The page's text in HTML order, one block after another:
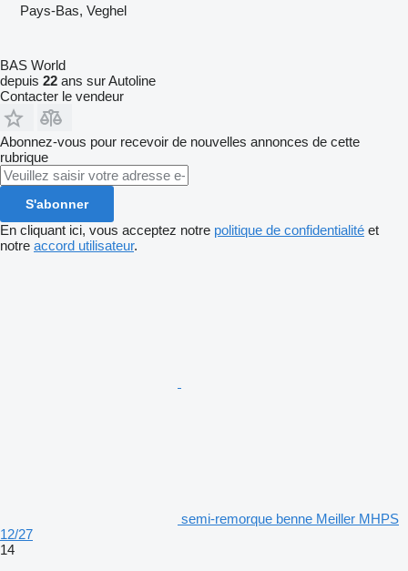
Pays-Bas, Veghel
BAS World
depuis 22 ans sur Autoline
Contacter le vendeur
Abonnez-vous pour recevoir de nouvelles annonces de cette
rubrique
S'abonner
En cliquant ici, vous acceptez notre politique de confidentialité et
notre accord utilisateur.
semi-remorque benne Meiller MHPS
12/27
14